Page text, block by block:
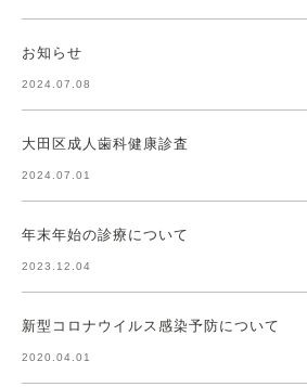
お知らせ
2024.07.08
大田区成人歯科健康診査
2024.07.01
年末年始の診療について
2023.12.04
新型コロナウイルス感染予防について
2020.04.01